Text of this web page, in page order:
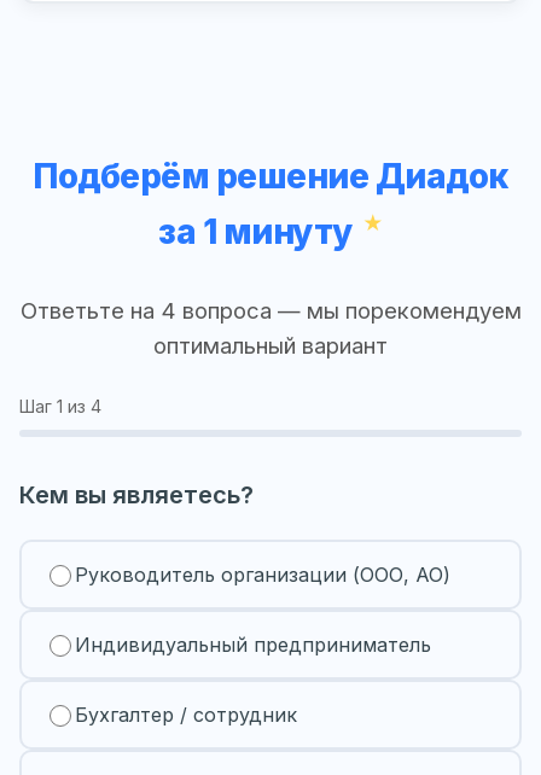
Подберём решение Диадок
за 1 минуту
Ответьте на 4 вопроса — мы порекомендуем
оптимальный вариант
Шаг 1 из 4
Кем вы являетесь?
Руководитель организации (ООО, АО)
Индивидуальный предприниматель
Бухгалтер / сотрудник